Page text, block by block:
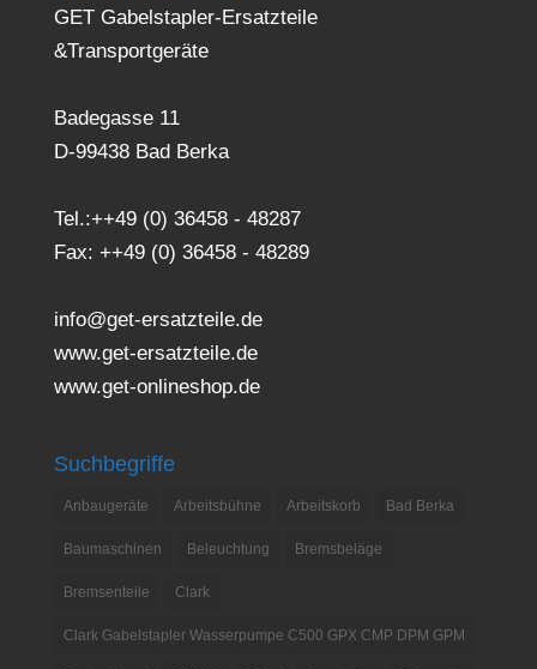
GET Gabelstapler-Ersatzteile
&Transportgeräte
Badegasse 11
D-99438 Bad Berka
Tel.:++49 (0) 36458 - 48287
Fax: ++49 (0) 36458 - 48289
info@get-ersatzteile.de
www.get-ersatzteile.de
www.get-onlineshop.de
Suchbegriffe
Anbaugeräte Arbeitsbühne Arbeitskorb Bad Berka
Baumaschinen Beleuchtung Bremsbeläge
Bremsenteile Clark
Clark Gabelstapler Wasserpumpe C500 GPX CMP DPM GPM